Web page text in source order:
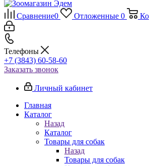
Сравнение0 Отложенные 0
Телефоны
+7 (3843) 60-58-60
Заказать звонок
Личный кабинет
Главная
Каталог
Назад
Каталог
Товары для собак
Назад
Товары для собак